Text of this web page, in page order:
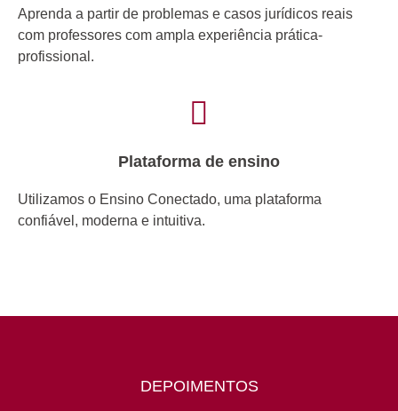
Aprenda a partir de problemas e casos jurídicos reais
com professores com ampla experiência prática-
profissional.
Plataforma de ensino
Utilizamos o Ensino Conectado, uma plataforma
confiável, moderna e intuitiva.
DEPOIMENTOS